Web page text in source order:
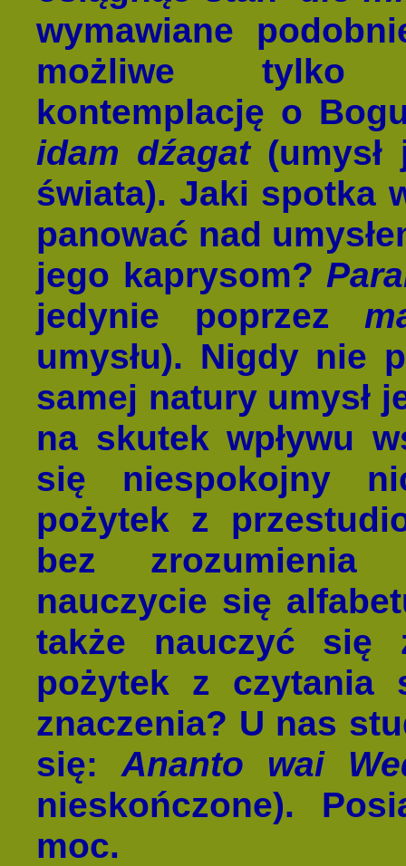
wymawiane
możliwe tylko
kontemplację o
idam dźagat(umysł
świata). Jaki spotka
panować nad
jego kaprysom?
jedynie poprzez
umysłu). Nigdy nie
samej natury umysł
na skutek wpływu
się niespokojny
pożytek z
bez zrozumienia
nauczycie się
także nauczyć się
pożytek z czytania
znaczenia? U nas
się: Ananto wai
nieskończone).
moc.